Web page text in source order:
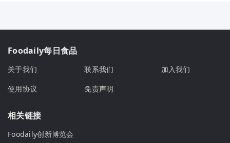
Foodaily每日食品
关于我们 联系我们
加入我们
使用协议
免责声明
相关链接
Foodaily创新博览会